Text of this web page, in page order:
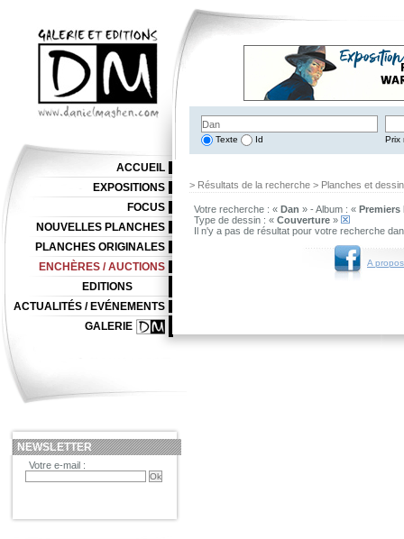
Texte Id Prix
> Résultats de la recherche > Planches et
Votre recherche : « Dan » - Album : « Premiers
Type de dessin : « Couverture »
Il n'y a pas de résultat pour votre recherche
A
ACCUEIL
EXPOSITIONS
FOCUS
NOUVELLES PLANCHES
PLANCHES ORIGINALES
ENCHÈRES / AUCTIONS
EDITIONS
ACTUALITÉS / EVÉNEMENTS
GALERIE
NEWSLETTER
Votre e-mail :